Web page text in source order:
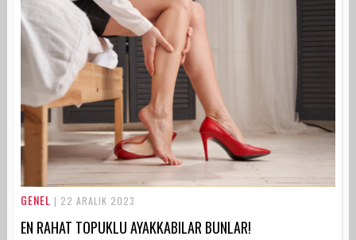
GENEL | 22 ARALIK 2023
EN RAHAT TOPUKLU AYAKKABILAR BUNLAR!